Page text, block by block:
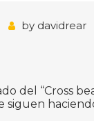
by davidrear
del “Cross